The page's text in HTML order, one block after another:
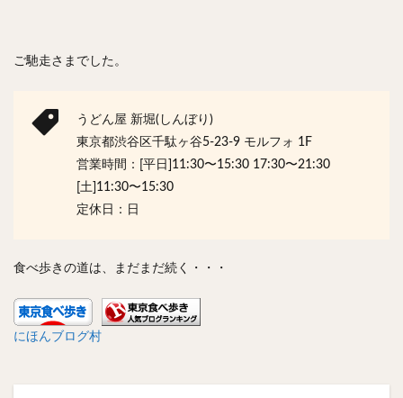
ご馳走さまでした。
うどん屋 新堀(しんぼり)
東京都渋谷区千駄ヶ谷5-23-9 モルフォ 1F
営業時間：[平日]11:30〜15:30 17:30〜21:30
[土]11:30〜15:30
定休日：日
食べ歩きの道は、まだまだ続く・・・
にほんブログ村